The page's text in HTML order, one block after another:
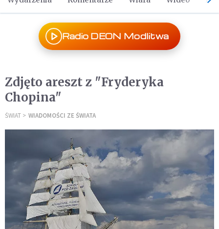
Radio DEON Modlitwa
Zdjęto areszt z "Fryderyka
Chopina"
ŚWIAT WIADOMOŚCI ZE ŚWIATA